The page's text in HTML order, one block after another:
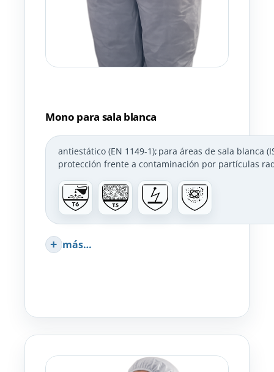
Mono para sala blanca
antiestático (EN 1149-1); para áreas de sala blanca
protección frente a contaminación por partículas
más…